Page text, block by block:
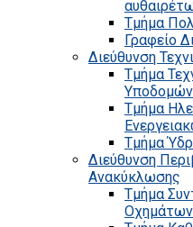
Τμήμα
Γραφείο
Διεύθυνση
Τμήμα
Υποδομών
Τμήμα
Τμήμα
Διεύθυνση
Ανακύκλωσης
Τμήμα
Οχημάτων